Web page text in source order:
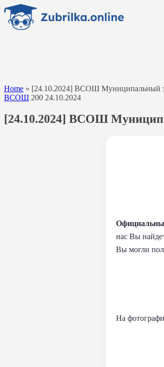
Перейти
содержанию
Home » [24.10.2024] ВСОШ Муниципальный
ВСОШ 200 24.10.2024
[24.10.2024] ВСОШ
нас Вы
Вы могли
На